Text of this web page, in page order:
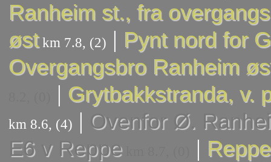
Ranheim st., fra
østkm 7.8, (2) | Pynt nord for
Overgangsbro Ranheim
| Grytbakkstranda, v.
km 8.6, (4) | Ovenfor Ø.
E6 v Reppekm 8.7, (0) |